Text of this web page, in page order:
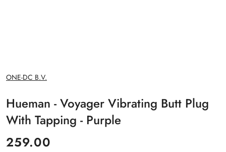
NAZWA
PRODUCENTA:
ONE-DC B.V.
Hueman - Voyager Vibrating Butt Plug
With Tapping - Purple
cena:
259.00